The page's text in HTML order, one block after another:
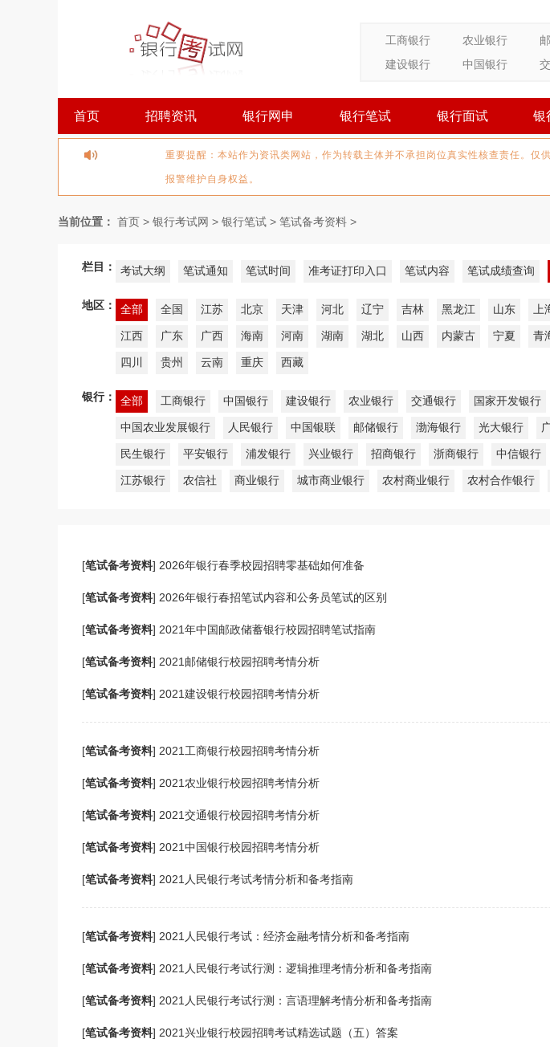
工商银行 农业银行
建设银行
中国银行
首页 招聘资讯 银行网申 银行笔试 银行面试 银
重要提醒：本站作为资讯类网站，作为转载主体并不承担岗位真实性核查责任。
报警维护自身权益。
当前位置： 首页 > 银行考试网 > 银行笔试 > 笔试备考资料 >
栏目： 考试大纲 笔试通知 笔试时间 准考证打印入口 笔试内容 笔试成绩查询
地区： 全部 全国 江苏 北京 天津 河北 辽宁 吉林 黑龙江 山东 上
江西 广东 广西 海南 河南 湖南 湖北 山西 内蒙古 宁夏 青
四川 贵州 云南 重庆 西藏
银行： 全部 工商银行 中国银行 建设银行 农业银行 交通银行 国家开发银行
中国农业发展银行 人民银行 中国银联 邮储银行 渤海银行 光大银行
民生银行 平安银行 浦发银行 兴业银行 招商银行 浙商银行 中信银行
江苏银行 农信社 商业银行 城市商业银行 农村商业银行 农村合作银行
[笔试备考资料] 2026年银行春季校园招聘零基础如何准备
[笔试备考资料] 2026年银行春招笔试内容和公务员笔试的区别
[笔试备考资料] 2021年中国邮政储蓄银行校园招聘笔试指南
[笔试备考资料] 2021邮储银行校园招聘考情分析
[笔试备考资料] 2021建设银行校园招聘考情分析
[笔试备考资料] 2021工商银行校园招聘考情分析
[笔试备考资料] 2021农业银行校园招聘考情分析
[笔试备考资料] 2021交通银行校园招聘考情分析
[笔试备考资料] 2021中国银行校园招聘考情分析
[笔试备考资料] 2021人民银行考试考情分析和备考指南
[笔试备考资料] 2021人民银行考试：经济金融考情分析和备考指南
[笔试备考资料] 2021人民银行考试行测：逻辑推理考情分析和备考指南
[笔试备考资料] 2021人民银行考试行测：言语理解考情分析和备考指南
[笔试备考资料] 2021兴业银行校园招聘考试精选试题（五）答案